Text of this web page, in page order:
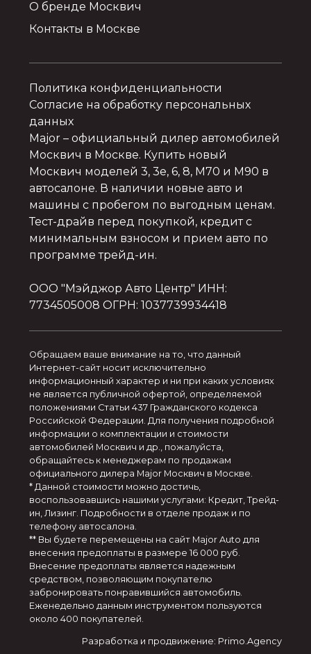
О бренде Москвич
Контакты в Москве
Политика конфиденциальности
Согласие на обработку персональных
данных
Major – официальный дилер автомобилей
Москвич в Москве. Купить новый
Москвич моделей 3, 3e, 6, 8, M70 и M90 в
автосалоне. В наличии новые авто и
машины с пробегом по выгодным ценам.
Тест-драйв перед покупкой, кредит с
минимальным взносом и прием авто по
программе трейд-ин.
ООО "Мэйджор Авто Центр" ИНН:
7734505008 ОГРН: 1037739934418
Обращаем ваше внимание на то, что данный
Интернет-сайт носит исключительно
информационный характер и ни при каких условиях
не является публичной офертой, определяемой
положениями Статьи 437 Гражданского кодекса
Российской Федерации. Для получения подробной
информации о комплектации и стоимости
автомобилей Москвич и др., пожалуйста,
обращайтесь к менеджерам по продажам
официального дилера Major Москвич в Москве.
* Данной стоимости можно достичь,
воспользовавшись нашими услугами: Кредит, Трейд-
ин, Лизинг. Подробности в отделе продаж и по
телефону автосалона.
** Вы будете перемещены на сайт Major Auto для
внесения предоплаты в размере 16 000 руб.
Внесение предоплаты является надежным
средством, позволяющим покупателю
забронировать понравившийся автомобиль.
Еженедельно данным инструментом пользуются
около 400 покупателей.
Разработка и продвижение: Primo.Agency